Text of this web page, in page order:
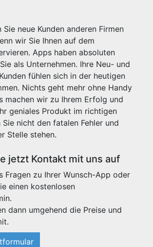
Sie neue Kunden anderen Firmen
wir Sie Ihnen auf dem
Apps haben absoluten
als Unternehmen. Ihre Neu- und
fühlen sich in der heutigen
Nichts geht mehr ohne Handy
machen wir zu Ihrem Erfolg und
geniales Produkt im richtigen
Sie nicht den fatalen Fehler und
Stelle stehen.
jetzt Kontakt mit uns auf
Fragen zu Ihrer Wunsch-App oder
einen kostenlosen
dann umgehend die Preise und